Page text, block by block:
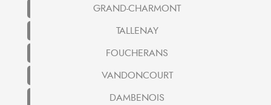
GRAND-CHARMONT
TALLENAY
FOUCHERANS
VANDONCOURT
DAMBENOIS